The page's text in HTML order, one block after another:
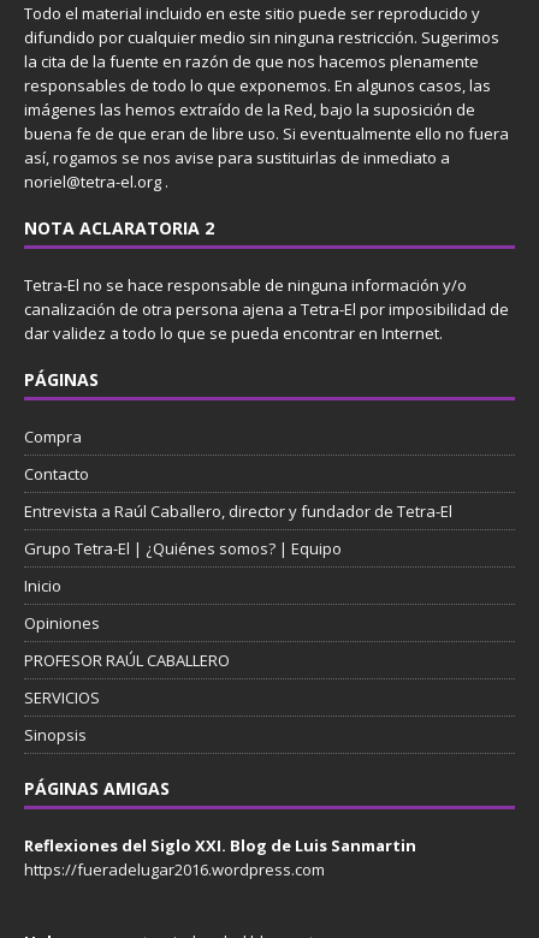
Todo el material incluido en este sitio puede ser reproducido y
difundido por cualquier medio sin ninguna restricción. Sugerimos
la cita de la fuente en razón de que nos hacemos plenamente
responsables de todo lo que exponemos. En algunos casos, las
imágenes las hemos extraído de la Red, bajo la suposición de
buena fe de que eran de libre uso. Si eventualmente ello no fuera
así, rogamos se nos avise para sustituirlas de inmediato a
noriel@tetra-el.org .
NOTA ACLARATORIA 2
Tetra-El no se hace responsable de ninguna información y/o
canalización de otra persona ajena a Tetra-El por imposibilidad de
dar validez a todo lo que se pueda encontrar en Internet.
PÁGINAS
Compra
Contacto
Entrevista a Raúl Caballero, director y fundador de Tetra-El
Grupo Tetra-El | ¿Quiénes somos? | Equipo
Inicio
Opiniones
PROFESOR RAÚL CABALLERO
SERVICIOS
Sinopsis
PÁGINAS AMIGAS
Reflexiones del Siglo XXI. Blog de Luis Sanmartin
https://fueradelugar2016.wordpress.com